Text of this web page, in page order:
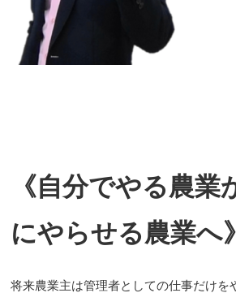
《自分でやる農業
にやらせる農業へ》
将来農業主は管理者としての仕事だけを